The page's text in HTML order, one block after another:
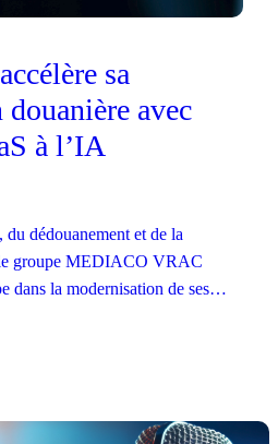
sa
avec
à l’IA
dédouanement et de la
MEDIACO VRAC
dans la modernisation de ses